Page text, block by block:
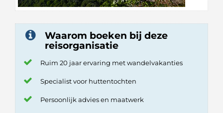
Waarom boeken bij deze
reisorganisatie
Ruim 20 jaar ervaring met wandelvakanties
Specialist voor huttentochten
Persoonlijk advies en maatwerk